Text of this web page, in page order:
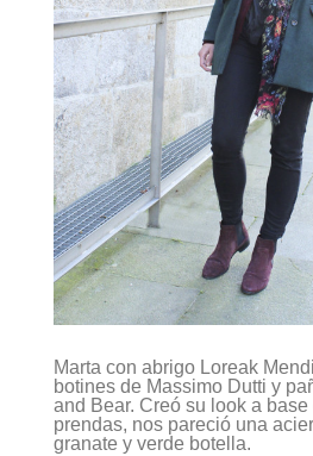
Marta con abrigo Loreak
botines de Massimo Dutti y
and Bear. Creó su look a
prendas, nos pareció una
granate y verde botella.